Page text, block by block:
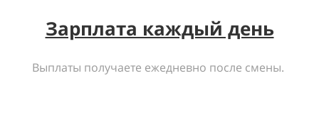
Зарплата каждый день
Выплаты получаете ежедневно после смены.